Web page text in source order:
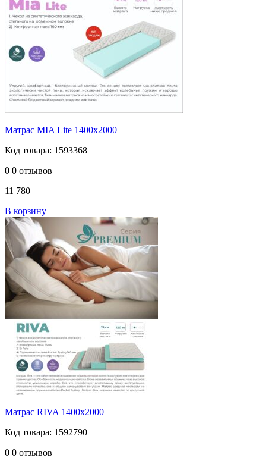
Матрас MIA Lite 1400х2000
Код товара: 1593368
0 0 отзывов
11 780
В корзину
Матрас RIVA 1400х2000
Код товара: 1592790
0 0 отзывов